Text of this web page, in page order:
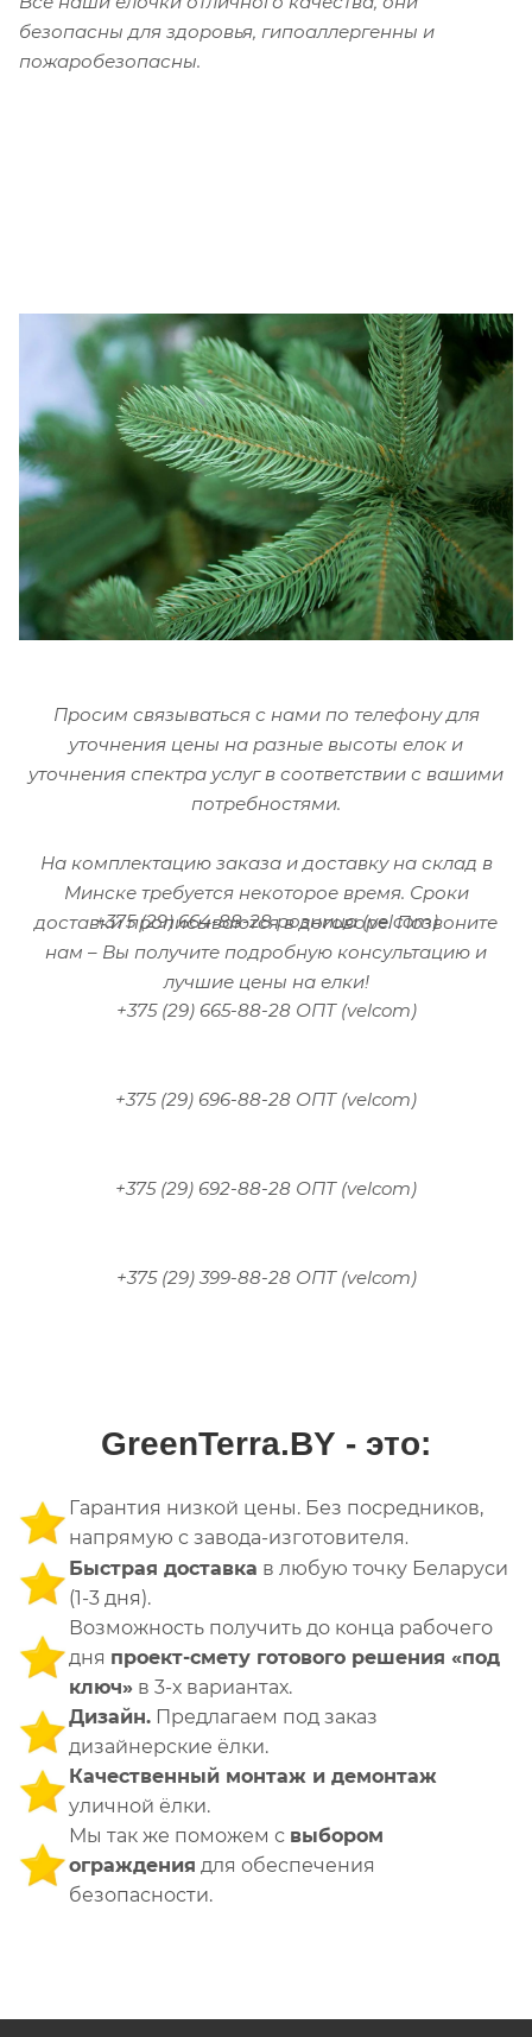
безопасны для здоровья, гипоаллергенны и
пожаробезопасны.
Просим связываться с нами по телефону для
уточнения цены на разные высоты елок и
уточнения спектра услуг в соответствии с вашими
потребностями.
На комплектацию заказа и доставку на склад в
Минске требуется некоторое время. Сроки
доставки прописываются в договоре. Позвоните
нам – Вы получите подробную консультацию и
лучшие цены на елки!
+375 (29) 664-88-28 розница (velcom)
+375 (29) 665-88-28 ОПТ (velcom)
+375 (29) 696-88-28 ОПТ (velcom)
+375 (29) 692-88-28 ОПТ (velcom)
+375 (29) 399-88-28 ОПТ (velcom)
GreenTerra.BY - это:
Гарантия низкой цены. Без посредников,
напрямую с завода-изготовителя.
Быстрая доставка в любую точку Беларуси
(1-3 дня).
Возможность получить до конца рабочего
дня проект-смету готового решения «под
ключ» в 3-х вариантах.
Дизайн. Предлагаем под заказ
дизайнерские ёлки.
Качественный монтаж и демонтаж
уличной ёлки.
Мы так же поможем с выбором
ограждения для обеспечения
безопасности.